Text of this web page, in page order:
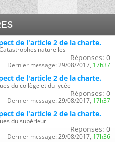
de l'article 2 de la charte.
naturelles
Réponses: 0
Dernier message: 29/08/2017, 17h37
de l'article 2 de la charte.
du collège et du lycée
Réponses: 0
Dernier message: 29/08/2017, 17h37
de l'article 2 de la charte.
du supérieur
Réponses: 0
Dernier message: 29/08/2017, 17h36